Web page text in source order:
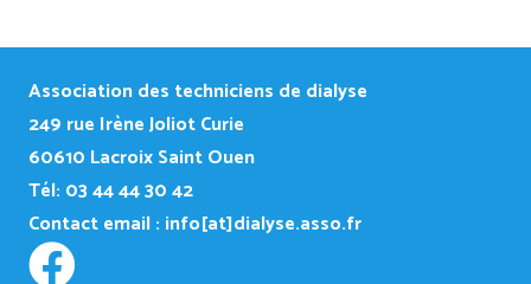
Association des techniciens de dialyse
249 rue Irène Joliot Curie
60610 Lacroix Saint Ouen
Tél: 03 44 44 30 42
Contact email : info[at]dialyse.asso.fr